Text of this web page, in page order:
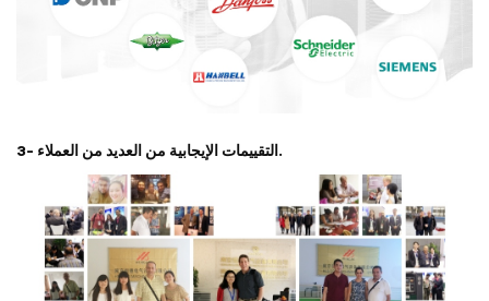
3- التقييمات الإيجابية من العديد من العملاء.